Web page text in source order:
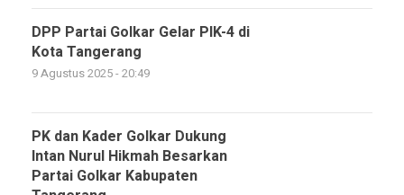
DPP Partai Golkar Gelar PIK-4 di
Kota Tangerang
9 Agustus 2025 - 20:49
PK dan Kader Golkar Dukung
Intan Nurul Hikmah Besarkan
Partai Golkar Kabupaten